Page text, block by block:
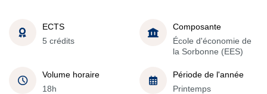
ECTS
5 crédits
Composante
École d'économie de
la Sorbonne (EES)
Volume horaire
18h
Période de l'année
Printemps